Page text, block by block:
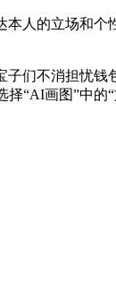
的立场和个
不消担忧钱
“AI画图”中